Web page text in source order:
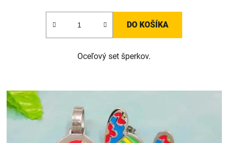
DO KOŠÍKA
Oceľový set šperkov.